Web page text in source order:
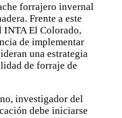
forrajero invernal
Frente a este
INTA El Colorado,
de implementar
una estrategia
de forraje de
investigador del
debe iniciarse